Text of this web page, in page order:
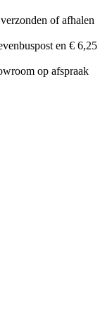
of afhalen
en € 6,25
op afspraak